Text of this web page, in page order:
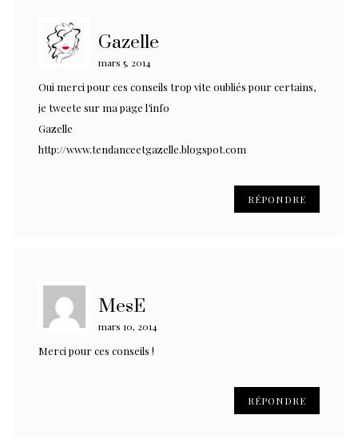
Gazelle
mars 5, 2014
Oui merci pour ces conseils trop vite oubliés pour certains,
je tweete sur ma page l’info
Gazelle
http://www.tendanceetgazelle.blogspot.com
RÉPONDRE
MesE
mars 10, 2014
Merci pour ces conseils !
RÉPONDRE